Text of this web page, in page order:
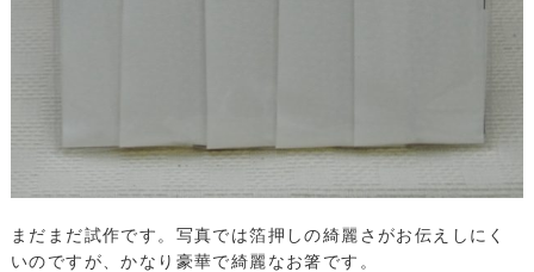
まだまだ試作です。写真では箔押しの綺麗さがお伝えしにく
いのですが、かなり豪華で綺麗なお箸です。